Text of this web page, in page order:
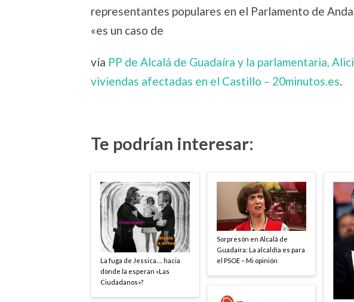
representantes populares en el Parlamento de
«es un caso de
vía PP de Alcalá de Guadaíra y la parlamentaria,
viviendas afectadas en el Castillo – 20minutos.es.
Te podrían interesar:
La fuga de Jessica…. hacia
donde la esperan «Las
Ciudadanos»?
Sorpresón en Alcalá de
Guadaíra: La alcaldía es para
el PSOE – Mi opinión